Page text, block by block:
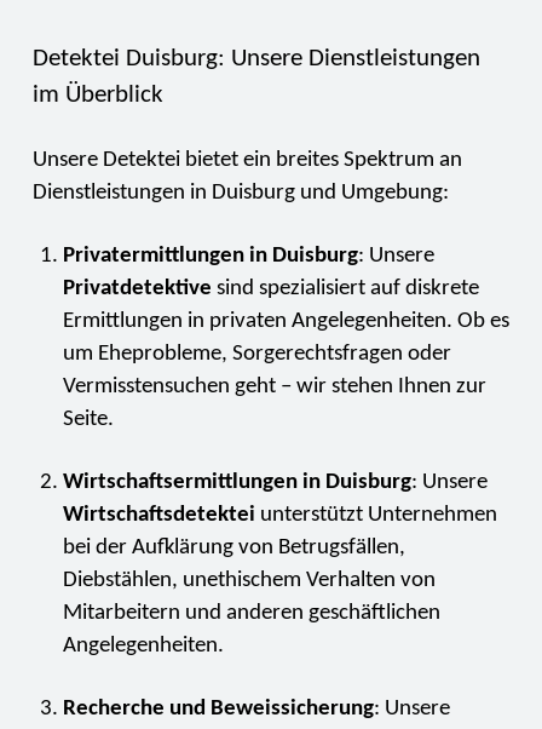
Detektei Duisburg: Unsere Dienstleistungen
im Überblick
Unsere Detektei bietet ein breites Spektrum an
Dienstleistungen in Duisburg und Umgebung:
Privatermittlungen in Duisburg: Unsere
Privatdetektive sind spezialisiert auf diskrete
Ermittlungen in privaten Angelegenheiten. Ob es
um Eheprobleme, Sorgerechtsfragen oder
Vermisstensuchen geht – wir stehen Ihnen zur
Seite.
Wirtschaftsermittlungen in Duisburg: Unsere
Wirtschaftsdetektei unterstützt Unternehmen
bei der Aufklärung von Betrugsfällen,
Diebstählen, unethischem Verhalten von
Mitarbeitern und anderen geschäftlichen
Angelegenheiten.
Recherche und Beweissicherung: Unsere